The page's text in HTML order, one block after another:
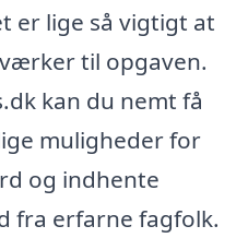
er lige så vigtigt at
til opgaven.
kan du nemt få
muligheder for
og indhente
fra erfarne fagfolk.